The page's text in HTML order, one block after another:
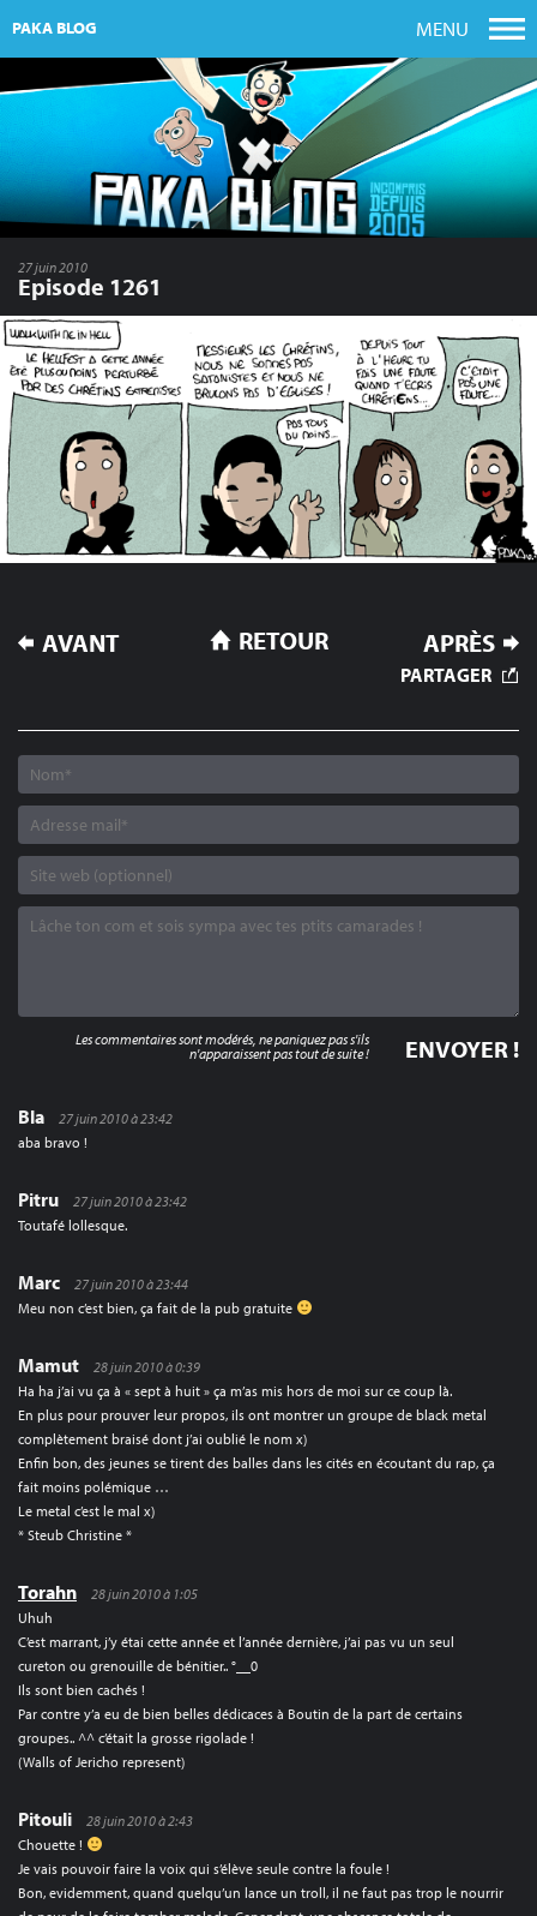
PAKA BLOG MENU
27 juin 2010
Episode 1261
NAVIGATION
DE
AVANT APRÈS
RETOUR
PARTAGER
Bla
27 juin 2010 à 23:42
aba bravo !
Pitru
27 juin 2010 à 23:42
Toutafé lollesque.
Marc
27 juin 2010 à 23:44
Meu non c’est bien, ça fait de la pub gratuite
Mamut
28 juin 2010 à 0:39
Ha ha j’ai vu ça à « sept à huit » ça m’as mis hors de moi sur ce coup là.
En plus pour prouver leur propos, ils ont montrer un groupe de black metal
complètement braisé dont j’ai oublié le nom x)
Enfin bon, des jeunes se tirent des balles dans les cités en écoutant du rap, ça
fait moins polémique …
Le metal c’est le mal x)
* Steub Christine *
Torahn
28 juin 2010 à 1:05
Uhuh
C’est marrant, j’y étai cette année et l’année dernière, j’ai pas vu un seul
cureton ou grenouille de bénitier.. °__0
Ils sont bien cachés !
Par contre y’a eu de bien belles dédicaces à Boutin de la part de certains
groupes.. ^^ c’était la grosse rigolade !
(Walls of Jericho represent)
Pitouli
28 juin 2010 à 2:43
Chouette !
Je vais pouvoir faire la voix qui s’élève seule contre la foule !
Bon, evidemment, quand quelqu’un lance un troll, il ne faut pas trop le nourrir
Les commentaires sont modérés, ne paniquez pas s'ils
n'apparaissent pas tout de suite !